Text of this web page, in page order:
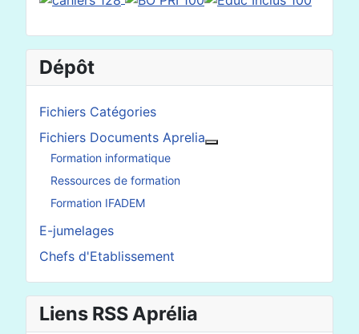
Dépôt
Fichiers Catégories
Fichiers Documents Aprelia
Formation informatique
Ressources de formation
Formation IFADEM
E-jumelages
Chefs d'Etablissement
Liens RSS Aprélia